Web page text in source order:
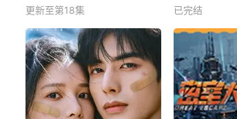
更新至第18集
已完结